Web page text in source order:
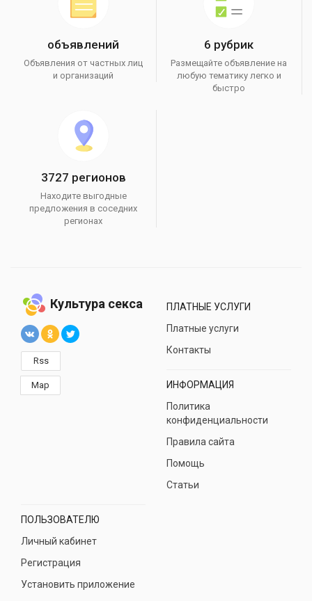
объявлений
Объявления от частных лиц
и организаций
6 рубрик
Размещайте объявление на
любую тематику легко и
быстро
3727 регионов
Находите выгодные
предложения в соседних
регионах
Культура секса
Rss
Map
ПЛАТНЫЕ УСЛУГИ
Платные услуги
Контакты
ИНФОРМАЦИЯ
Политика
конфиденциальности
Правила сайта
Помощь
Статьи
ПОЛЬЗОВАТЕЛЮ
Личный кабинет
Регистрация
Установить приложение